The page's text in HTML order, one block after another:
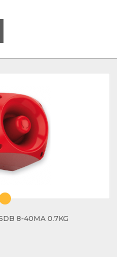
8-40MA 0.7KG